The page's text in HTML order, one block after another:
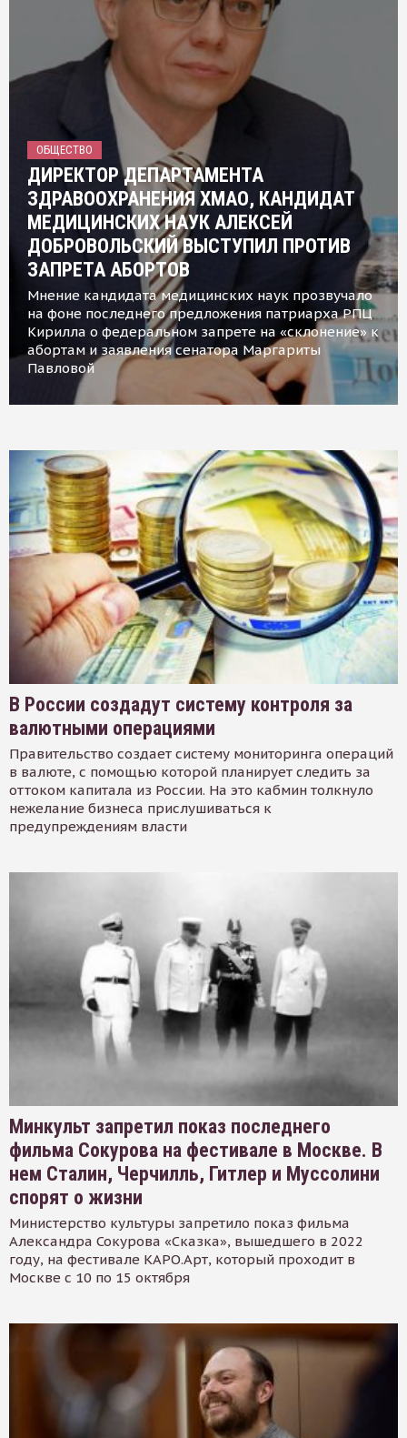
ОБЩЕСТВО
ДИРЕКТОР ДЕПАРТАМЕНТА
ЗДРАВООХРАНЕНИЯ ХМАО, КАНДИДАТ
МЕДИЦИНСКИХ НАУК АЛЕКСЕЙ
ДОБРОВОЛЬСКИЙ ВЫСТУПИЛ ПРОТИВ
ЗАПРЕТА АБОРТОВ
Мнение кандидата медицинских наук прозвучало
на фоне последнего предложения патриарха РПЦ
Кирилла о федеральном запрете на «склонение» к
абортам и заявления сенатора Маргариты
Павловой
В России создадут систему контроля за
валютными операциями
Правительство создает систему мониторинга операций
в валюте, с помощью которой планирует следить за
оттоком капитала из России. На это кабмин толкнуло
нежелание бизнеса прислушиваться к
предупреждениям власти
Минкульт запретил показ последнего
фильма Сокурова на фестивале в Москве. В
нем Сталин, Черчилль, Гитлер и Муссолини
спорят о жизни
Министерство культуры запретило показ фильма
Александра Сокурова «Сказка», вышедшего в 2022
году, на фестивале КАРО.Арт, который проходит в
Москве с 10 по 15 октября